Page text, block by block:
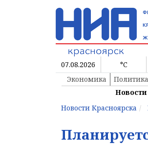
07.08.2026 °C
Экономика
Политика
Новости Красноярска